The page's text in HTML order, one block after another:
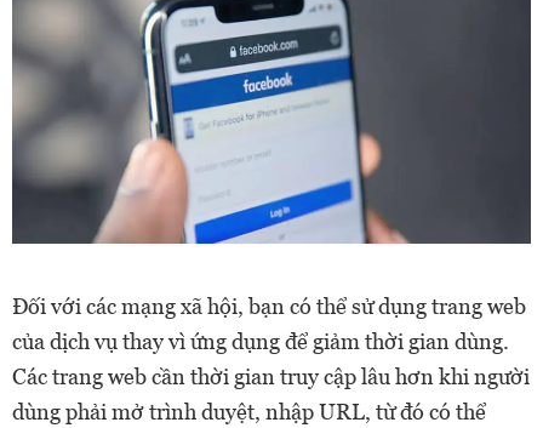
Đối với các mạng xã hội, bạn có thể sử dụng trang web
của dịch vụ thay vì ứng dụng để giảm thời gian dùng.
Các trang web cần thời gian truy cập lâu hơn khi người
dùng phải mở trình duyệt, nhập URL, từ đó có thể